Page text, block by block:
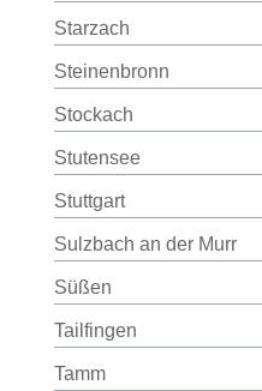
Starzach
Steinenbronn
Stockach
Stutensee
Stuttgart
Sulzbach an der Murr
Süßen
Tailfingen
Tamm